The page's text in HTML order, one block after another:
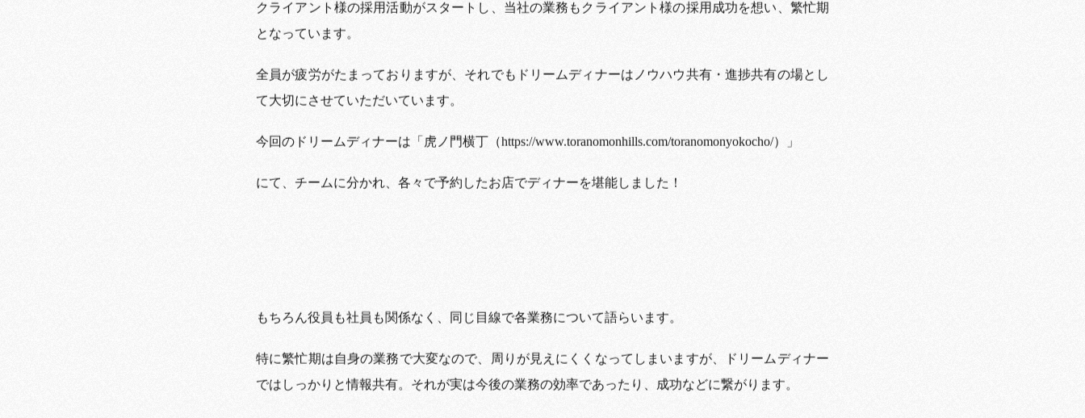
クライアント様の採用活動がスタートし、当社の業務もクライアント様の採用成功を想い、繁忙期
となっています。
全員が疲労がたまっておりますが、それでもドリームディナーはノウハウ共有・進捗共有の場とし
て大切にさせていただいています。
今回のドリームディナーは「虎ノ門横丁（https://www.toranomonhills.com/toranomonyokocho/）」
にて、チームに分かれ、各々で予約したお店でディナーを堪能しました！
もちろん役員も社員も関係なく、同じ目線で各業務について語らいます。
特に繁忙期は自身の業務で大変なので、周りが見えにくくなってしまいますが、ドリームディナー
ではしっかりと情報共有。それが実は今後の業務の効率であったり、成功などに繋がります。